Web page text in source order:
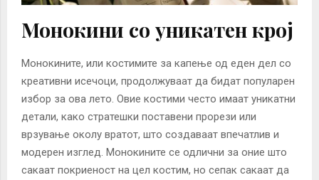
Монокини со уникатен крој
Монокините, или костимите за капење од еден дел со
креативни исечоци, продолжуваат да бидат популарен
избор за ова лето. Овие костими често имаат уникатни
детали, како стратешки поставени прорези или
врзување околу вратот, што создаваат впечатлив и
модерен изглед. Монокините се одлични за оние што
сакаат покриеност на цел костим, но сепак сакаат да